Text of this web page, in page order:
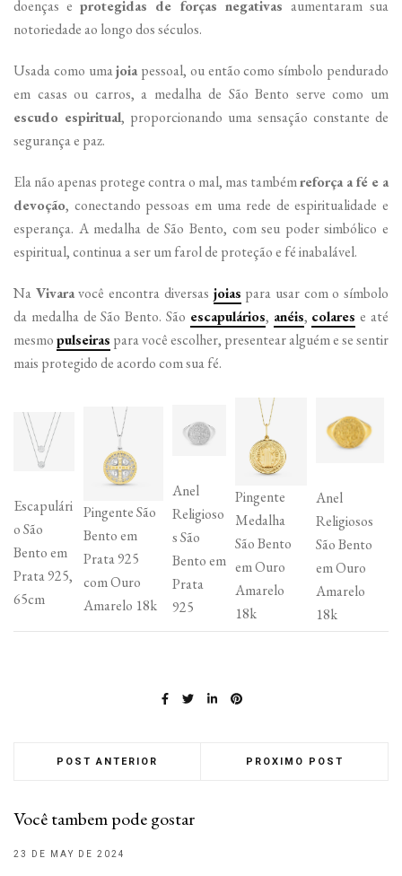
doenças eprotegidas de forças negativas aumentaram sua
notoriedade ao longo dos séculos.
Usada como umajoia pessoal, ou então como símbolo pendurado
em casas ou carros, a medalha de São Bento serve como um
escudo espiritual, proporcionando uma sensação constante de
segurança e paz.
Ela não apenas protege contra o mal, mas tambémreforça a fé e a
devoção, conectando pessoas em uma rede de espiritualidade e
esperança. A medalha de São Bento, com seu poder simbólico e
espiritual, continua a ser um farol de proteção e fé inabalável.
Na Vivaravocê encontra diversas joias para usar com o símbolo
da medalha de São Bento. São escapulários, anéis, colares e até
mesmopulseiras para você escolher, presentear alguém e se sentir
mais protegido de acordo com sua fé.
Escapulári
o São
Bento em
Prata 925,
65cm
Pingente São
Bento em
Prata 925
com Ouro
Amarelo 18k
Anel
Religioso
s São
Bento em
Prata
925
Pingente
Medalha
São Bento
em Ouro
Amarelo
18k
Anel
Religiosos
São Bento
em Ouro
Amarelo
18k
POST ANTERIOR PROXIMO POST
Você tambem pode gostar
23 DE MAY DE 2024